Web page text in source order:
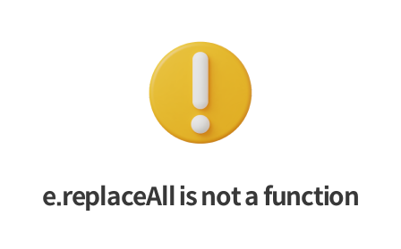
e.replaceAll is not a function